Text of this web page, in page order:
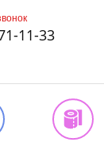
11-33